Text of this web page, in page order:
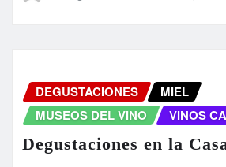
DEGUSTACIONES
MIEL
MUSEOS DEL VINO
VINOS
Degustaciones en la